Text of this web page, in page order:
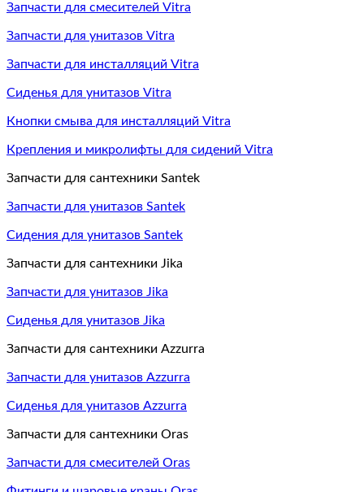
Запчасти для смесителей Vitra
Запчасти для унитазов Vitra
Запчасти для инсталляций Vitra
Сиденья для унитазов Vitra
Кнопки смыва для инсталляций Vitra
Крепления и микролифты для сидений Vitra
Запчасти для сантехники Santek
Запчасти для унитазов Santek
Сидения для унитазов Santek
Запчасти для сантехники Jika
Запчасти для унитазов Jika
Сиденья для унитазов Jika
Запчасти для сантехники Azzurra
Запчасти для унитазов Azzurra
Сиденья для унитазов Azzurra
Запчасти для сантехники Oras
Запчасти для смесителей Oras